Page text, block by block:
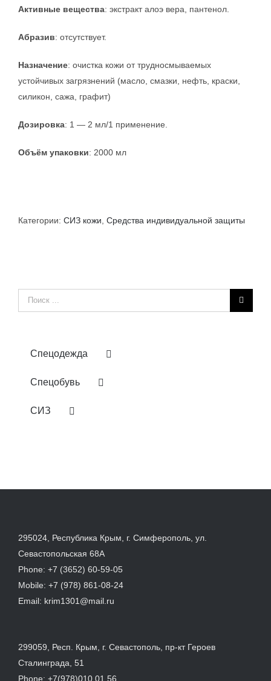
Активные вещества: экстракт алоэ вера, пантенол.
Абразив: отсутствует.
Назначение: очистка кожи от трудносмываемых
устойчивых загрязнений (масло, смазки, нефть, краски,
силикон, сажа, графит)
Дозировка: 1 — 2 мл/1 применение.
Объём упаковки: 2000 мл
Категории: СИЗ кожи Средства индивидуальной защиты
Результат
поиска:
Спецодежда
Спецобувь
СИЗ
295024, Республика Крым, г. Симферополь, ул.
Севастопольская 68А
Phone: +7 (3652) 60-59-05
Mobile: +7 (978) 861-08-24
Email: krim1301@mail.ru
299059, Респ. Крым, г. Севастополь, пр-кт Героев
Сталинграда, 51
Phone: +7(978)010 01 56